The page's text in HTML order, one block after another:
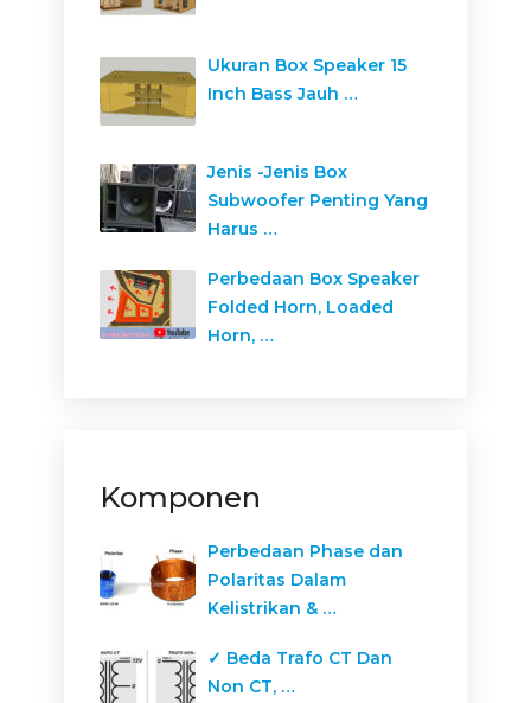
Ukuran Box Speaker 15
Inch Bass Jauh …
Jenis -Jenis Box
Subwoofer Penting Yang
Harus …
Perbedaan Box Speaker
Folded Horn, Loaded
Horn, …
Komponen
Perbedaan Phase dan
Polaritas Dalam
Kelistrikan & …
✓ Beda Trafo CT Dan
Non CT, …